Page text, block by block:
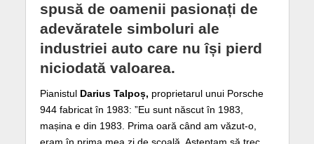
spusă de oamenii pasionați de
adevăratele simboluri ale
industriei auto care nu își pierd
niciodată valoarea.
Pianistul Darius Talpoș, proprietarul unui Porsche
944 fabricat în 1983: ”Eu sunt născut în 1983,
mașina e din 1983. Prima oară când am văzut-o,